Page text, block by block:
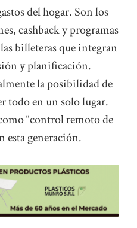
del hogar. Son los
cashback y programas
billeteras que integran
y planificación.
la posibilidad de
todo en un solo lugar.
“control remoto de
esta generación.